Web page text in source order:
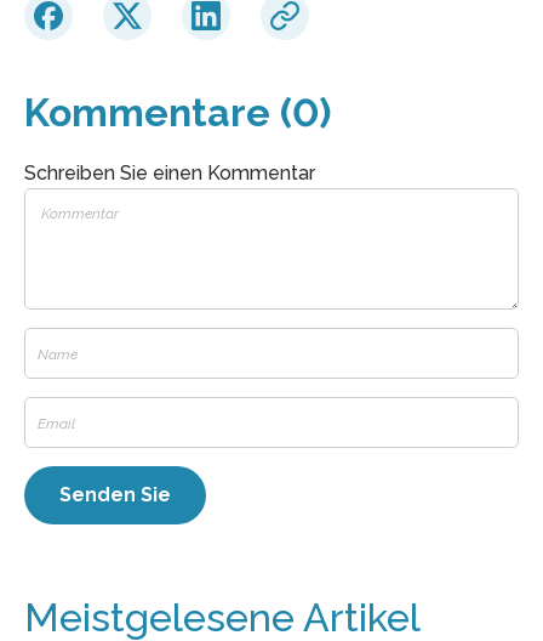
Kommentare (0)
Schreiben Sie einen Kommentar
Meistgelesene Artikel